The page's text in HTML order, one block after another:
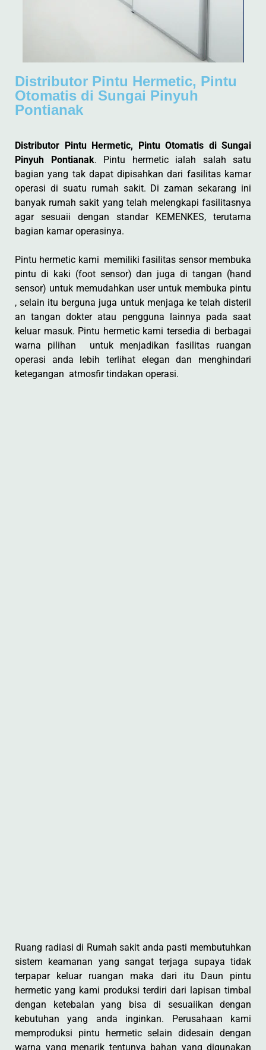
Distributor Pintu Hermetic, Pintu
Otomatis di Sungai Pinyuh
Pontianak
Distributor Pintu Hermetic, Pintu Otomatis di Sungai
Pinyuh Pontianak. Pintu hermetic ialah salah satu
bagian yang tak dapat dipisahkan dari fasilitas kamar
operasi di suatu rumah sakit. Di zaman sekarang ini
banyak rumah sakit yang telah melengkapi fasilitasnya
agar sesuaii dengan standar KEMENKES, terutama
bagian kamar operasinya.
Pintu hermetic kami memiliki fasilitas sensor membuka
pintu di kaki (foot sensor) dan juga di tangan (hand
sensor) untuk memudahkan user untuk membuka pintu
, selain itu berguna juga untuk menjaga ke telah disteril
an tangan dokter atau pengguna lainnya pada saat
keluar masuk. Pintu hermetic kami tersedia di berbagai
warna pilihan untuk menjadikan fasilitas ruangan
operasi anda lebih terlihat elegan dan menghindari
ketegangan atmosfir tindakan operasi.
Ruang radiasi di Rumah sakit anda pasti membutuhkan
sistem keamanan yang sangat terjaga supaya tidak
terpapar keluar ruangan maka dari itu Daun pintu
hermetic yang kami produksi terdiri dari lapisan timbal
dengan ketebalan yang bisa di sesuaiikan dengan
kebutuhan yang anda inginkan. Perusahaan kami
memproduksi pintu hermetic selain didesain dengan
warna yang menarik tentunya bahan yang digunakan